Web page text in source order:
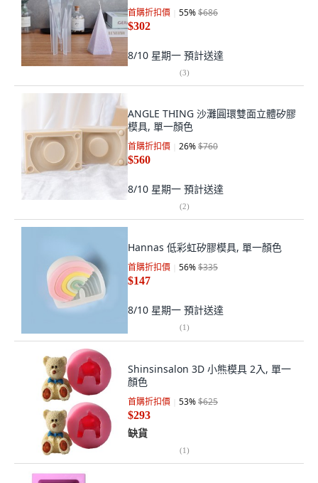
首購折扣價 55%$686
$302
8/10 星期一 預計送達
(3)
ANGLE THING 沙灘圓環雙面立體矽膠
模具, 單一顏色
首購折扣價 26%$760
$560
8/10 星期一 預計送達
(2)
Hannas 低彩虹矽膠模具, 單一顏色
首購折扣價 56%$335
$147
8/10 星期一 預計送達
(1)
Shinsinsalon 3D 小熊模具 2入, 單一
顏色
首購折扣價 53%$625
$293
缺貨
(1)